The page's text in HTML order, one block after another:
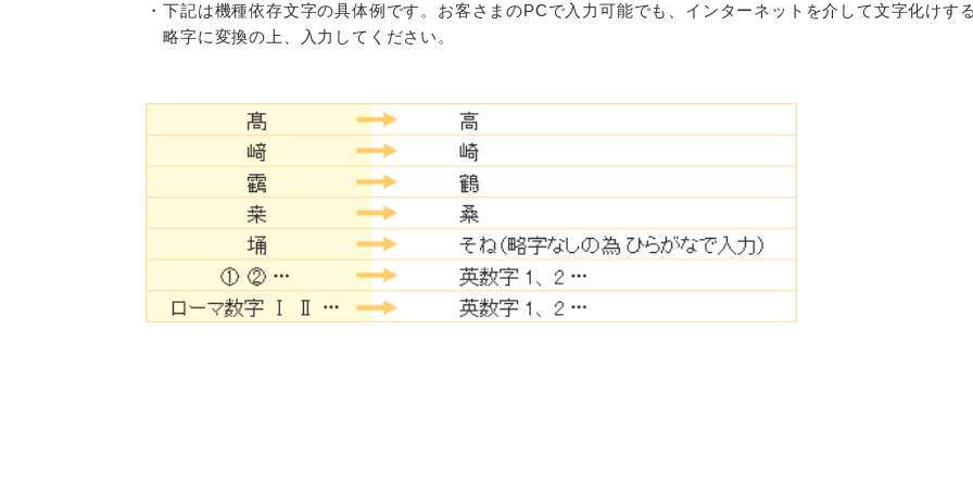
・下記は機種依存文字の具体例です。お客さまのPCで入力可能でも、インターネットを介して文字化けす
略字に変換の上、入力してください。